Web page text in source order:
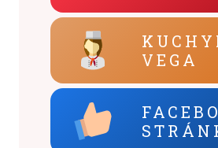
VEGA